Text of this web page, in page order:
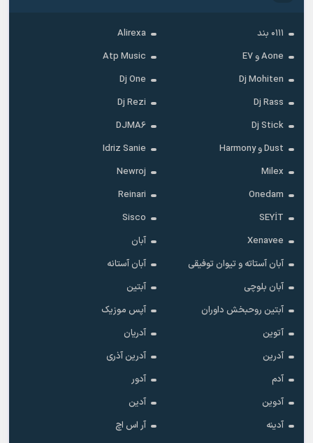
۰۱۱۱ بند
Alirexa
Aone و E7
Atp Music
Dj Mohiten
Dj One
Dj Rass
Dj Rezi
Dj Stick
DJMA6
Dust و Harmony
Idriz Sanie
Milex
Newroj
Onedam
Reinari
SEYİT
Sisco
Xenavee
آبان
آبان آستاته و تیوان توفیقی
آبان آستانه
آبان بلوچی
آبتین
آبتین روحبخش داوران
آپس موزیک
آتوین
آدریان
آدرین
آدرین آذری
آدم
آدور
آدوین
آدین
آدینه
آر اس اچ